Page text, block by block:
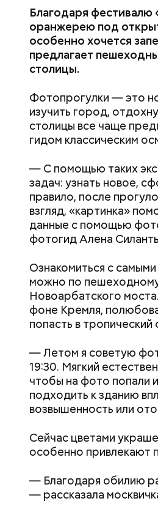
Благодаря фестивалю
оранжерею под
особенно хочется
предлагает
столицы.
Фотопрогулки — это
изучить город,
столицы все чаще
гидом классическим
— С помощью таких
задач: узнать новое,
правило, после
взгляд, «картинка»
данные с помощью
фотогид Алена
Ознакомиться с
можно по
Новоарбатского
фоне Кремля,
попасть в
— Летом я советую
19:30. Мягкий
чтобы на фото попали
подходить к зданию
возвышенность или
Сейчас цветами
особенно привлекают
— Благодаря обилию
— рассказала
Не трясти и
чем засеять